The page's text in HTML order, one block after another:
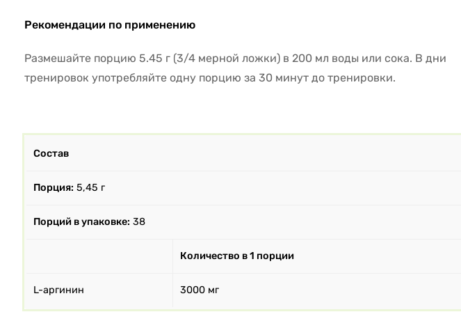
Рекомендации по применению
Размешайте порцию 5.45 г (3/4 мерной ложки) в 200 мл воды или сока. В дни
тренировок употребляйте одну порцию за 30 минут до тренировки.
Состав
Порция: 5,45 г
Порций в упаковке: 38
Количество в 1 порции
L-аргинин 3000 мг